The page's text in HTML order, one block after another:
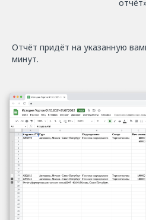
Отчёт придёт на указанную
минут.